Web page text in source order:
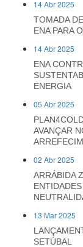
14 Abr 2025
TOMADA
ENA PARA
14 Abr 2025
ENA
ENERGIA
05 Abr 2025
AVANÇAR
02 Abr 2025
ARRÁBIDA
13 Mar 2025
SETÚBAL